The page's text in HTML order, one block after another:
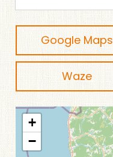
Google Maps
Waze
+
−